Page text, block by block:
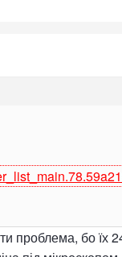
проблема, бо їх